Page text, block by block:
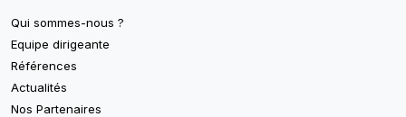
Qui sommes-nous ?
Equipe dirigeante
Références
Actualités
Nos Partenaires